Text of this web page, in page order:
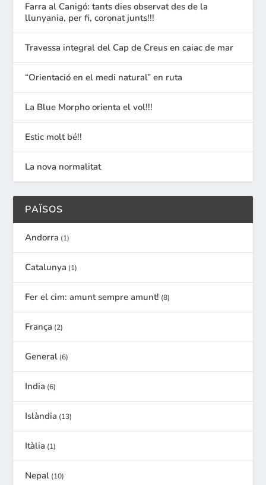
Farra al Canigó: tants dies observat des de la
llunyania, per fi, coronat junts!!!
Travessa integral del Cap de Creus en caiac de mar
“Orientació en el medi natural” en ruta
La Blue Morpho orienta el vol!!!
Estic molt bé!!
La nova normalitat
PAÏSOS
Andorra (1)
Catalunya (1)
Fer el cim: amunt sempre amunt! (8)
França (2)
General (6)
India (6)
Islàndia (13)
Itàlia (1)
Nepal (10)